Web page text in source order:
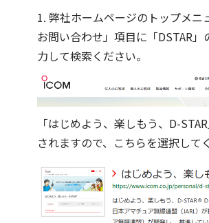
1. 弊社ホームページのトップメニ
お問い合わせ」項目に「DSTAR」
力して検索ください。
「はじめよう、楽しもう、D-
されますので、こちらを選択して